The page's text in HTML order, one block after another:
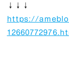
↓↓↓
https://